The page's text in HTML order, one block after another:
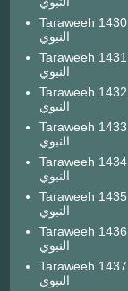
Taraweeh 1430 صلاة التراويح من المسجد
النبوي
Taraweeh 1431 صلاة التراويح من المسجد
النبوي
Taraweeh 1432 صلاة التراويح من المسجد
النبوي
Taraweeh 1433 صلاة التراويح من المسجد
النبوي
Taraweeh 1434 صلاة التراويح من المسجد
النبوي
Taraweeh 1435 صلاة التراويح من المسجد
النبوي
Taraweeh 1436 صلاة التراويح من المسجد
النبوي
Taraweeh 1437 صلاة التراويح من المسجد
النبوي